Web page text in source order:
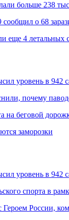
больше 238
о 68
еще 4 летальных
уровень в 942
почему
на беговой
заморозки
уровень в 942
спорта в
Героем России,